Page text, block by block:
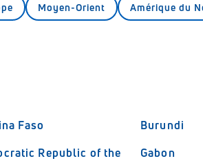
Moyen-Orient Amérique du
Faso Burundi
Republic of the
Gabon